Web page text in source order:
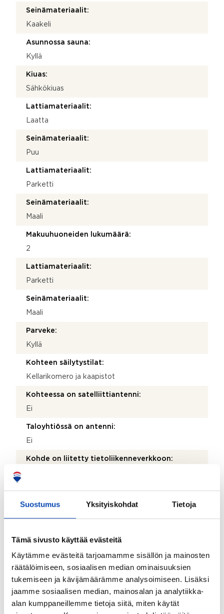
Suostumus Yksityiskohdat Tietoja
Tämä sivusto käyttää evästeitä
Käytämme evästeitä tarjoamamme sisällön ja mainosten
räätälöimiseen, sosiaalisen median ominaisuuksien
tukemiseen ja kävijämäärämme analysoimiseen. Lisäksi
jaamme sosiaalisen median, mainosalan ja analytiikka-
alan kumppaneillemme tietoja siitä, miten käytät
Seinämateriaalit:
Kaakeli
Asunnossa sauna:
Kyllä
Kiuas:
Sähkökiuas
Lattiamateriaalit:
Laatta
Seinämateriaalit:
Puu
Lattiamateriaalit:
Parketti
Seinämateriaalit:
Maali
Makuuhuoneiden lukumäärä:
2
Lattiamateriaalit:
Parketti
Seinämateriaalit:
Maali
Parveke:
Kyllä
Kohteen säilytystilat:
Kellarikomero ja kaapistot
Kohteessa on satelliittiantenni:
Ei
Taloyhtiössä on antenni:
Ei
Kohde on liitetty tietoliikenneverkkoon:
Kohteen yleiskunto:
Hyvä
Ei
Taloyhtiö
Taloyhtiön nimi:
Asunto Oy Helsingin Reissumies